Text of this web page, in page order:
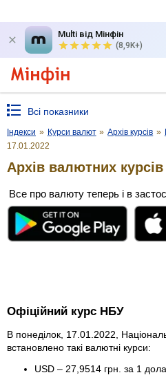
Multi від Мінфін
(8,9K+)
Всі показники
Індекси » Курси валют » Архів курсів »
17.01.2022
Архів валютних курсів
Все про валюту теперь і в
Офіційний курс НБУ
В понеділок, 17.01.2022,
встановлено такі валютні курси:
USD – 27,9514 грн. за 1